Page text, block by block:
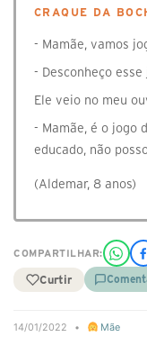
CRAQUE DA
- Mamãe, vamos
- Desconheço esse
Ele veio no meu
- Mamãe, é o jogo
educado, não
(Aldemar, 8 anos)
COMPARTILHAR:
Curtir
14/01/2022 • Mãe